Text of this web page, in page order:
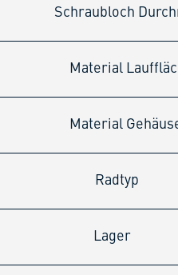
Schraubloch
Material
Material
Radtyp
Lager